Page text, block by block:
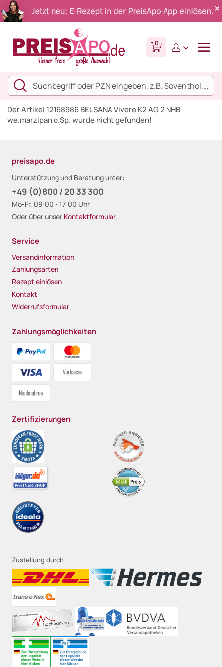
0
Der Artikel 12168986 BELSANA Vivere K2 AG 2 NHB
we.marzipan o.Sp. wurde nicht gefunden!
preisapo.de
Unterstützung und Beratung unter:
+49 (0)800 / 20 33 300
Mo-Fr, 09:00 - 17:00 Uhr
Oder über unser Kontaktformular.
Service
Versandinformation
Zahlungsarten
Rezept einlösen
Kontakt
Widerrufsformular
Zahlungsmöglichkeiten
Zertifizierungen
Zustellung durch